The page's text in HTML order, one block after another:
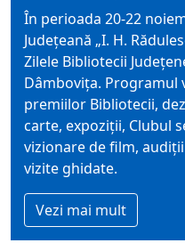
În perioada 20-22
Judeţeană „I. H.
Zilele Bibliotecii
Dâmbovița. Programul
premiilor Bibliotecii,
carte, expoziţii, Clubul
vizionare de film,
vizite ghidate.
Vezi mai mult